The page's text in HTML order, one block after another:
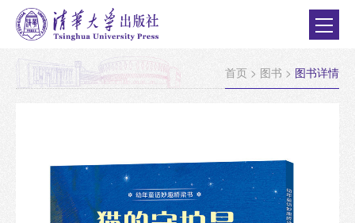
首页 > 图书 > 图书详情